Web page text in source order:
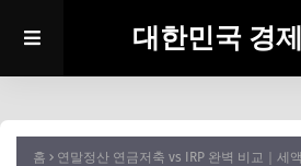
대한민국 경
홈 연말정산 연금저축 vs IRP 완벽 비교｜세